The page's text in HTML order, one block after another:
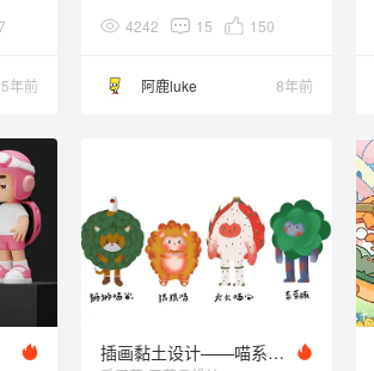
5年前
4242 15 150
阿鹿luke 8年前
插画黏土设计——喵系列2